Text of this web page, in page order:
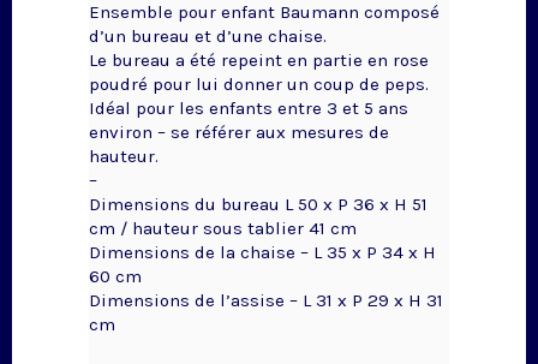
Ensemble pour enfant Baumann composé
d’un bureau et d’une chaise.
Le bureau a été repeint en partie en rose
poudré pour lui donner un coup de peps.
Idéal pour les enfants entre 3 et 5 ans
environ – se référer aux mesures de
hauteur.
–
Dimensions du bureau L 50 x P 36 x H 51
cm / hauteur sous tablier 41 cm
Dimensions de la chaise – L 35 x P 34 x H
60 cm
Dimensions de l’assise – L 31 x P 29 x H 31
cm